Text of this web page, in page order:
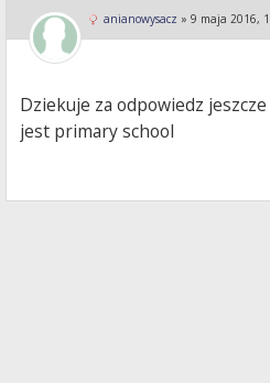
anianowysacz » 9 maja 2016,
Dziekuje za odpowiedz
jest primary school